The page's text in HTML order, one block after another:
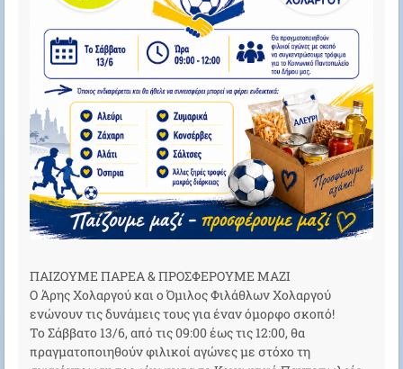
ΠΑΙΖΟΥΜΕ ΠΑΡΕΑ & ΠΡΟΣΦΕΡΟΥΜΕ ΜΑΖΙ
Ο Άρης Χολαργού και ο Όμιλος Φιλάθλων Χολαργού
ενώνουν τις δυνάμεις τους για έναν όμορφο σκοπό!
Το Σάββατο 13/6, από τις 09:00 έως τις 12:00, θα
πραγματοποιηθούν φιλικοί αγώνες με στόχο τη